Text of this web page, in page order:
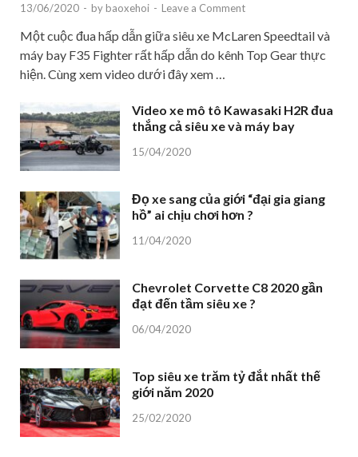
13/06/2020 - by baoxehoi - Leave a Comment
Một cuộc đua hấp dẫn giữa siêu xe McLaren Speedtail và
máy bay F35 Fighter rất hấp dẫn do kênh Top Gear thực
hiện. Cùng xem video dưới đây xem …
Video xe mô tô Kawasaki H2R đua
thắng cả siêu xe và máy bay
15/04/2020
Đọ xe sang của giới “đại gia giang
hồ” ai chịu chơi hơn ?
11/04/2020
Chevrolet Corvette C8 2020 gần
đạt đến tầm siêu xe ?
06/04/2020
Top siêu xe trăm tỷ đắt nhất thế
giới năm 2020
25/02/2020